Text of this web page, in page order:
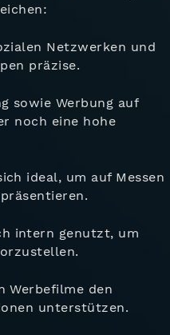
Netzwerken und
präzise.
sowie Werbung auf
noch eine hohe
ideal, um auf Messen
intern genutzt, um
Werbefilme den
unterstützen.